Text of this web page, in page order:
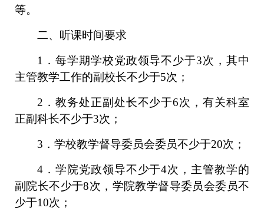
等。
二、听课时间要求
1．每学期学校党政领导不少于3次，其中
主管教学工作的副校长不少于5次；
2．教务处正副处长不少于6次，有关科室
正副科长不少于3次；
3．学校教学督导委员会委员不少于20次；
4．学院党政领导不少于4次，主管教学的
副院长不少于8次，学院教学督导委员会委员不
少于10次；